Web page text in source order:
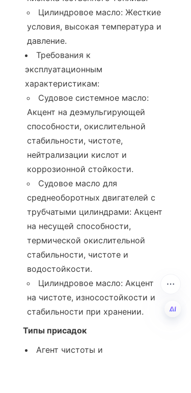
Цилиндровое масло: Жесткие
условия, высокая температура и
давление.
Требования к
эксплуатационным
характеристикам:
Судовое системное масло:
Акцент на деэмульгирующей
способности, окислительной
стабильности, чистоте,
нейтрализации кислот и
коррозионной стойкости.
Судовое масло для
среднеоборотных двигателей с
трубчатыми цилиндрами: Акцент
на несущей способности,
термической окислительной
стабильности, чистоте и
водостойкости.
Цилиндровое масло: Акцент
на чистоте, износостойкости и
стабильности при хранении.
Типы присадок
Агент чистоты и